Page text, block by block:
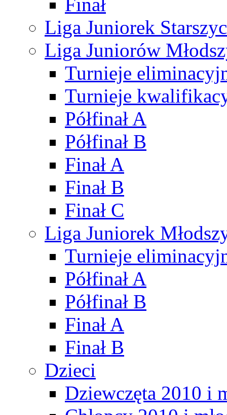
Liga Juniorek
Liga Juniorów
Turnieje
Turnieje
Półfinał A
Półfinał B
Finał A
Finał B
Finał C
Liga Juniorek
Turnieje
Półfinał A
Półfinał B
Finał A
Finał B
Dzieci
Dziewczęta 2010 i